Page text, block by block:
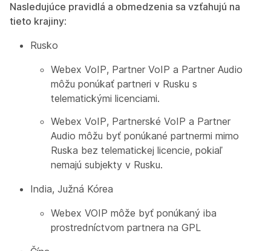
Nasledujúce pravidlá a obmedzenia sa vzťahujú na
tieto krajiny:
Rusko
Webex VoIP, Partner VoIP a Partner Audio
môžu ponúkať partneri v Rusku s
telematickými licenciami.
Webex VoIP, Partnerské VoIP a Partner
Audio môžu byť ponúkané partnermi mimo
Ruska bez telematickej licencie, pokiaľ
nemajú subjekty v Rusku.
India, Južná Kórea
Webex VOIP môže byť ponúkaný iba
prostredníctvom partnera na GPL